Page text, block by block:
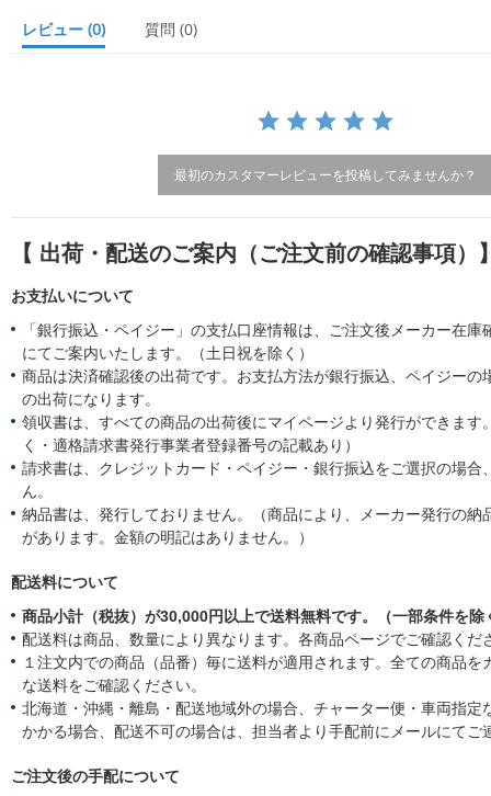
a
r
g
レビュー (0) 質問 (0)
最初のカスタマーレビューを投稿してみませんか？
【 出荷・配送のご案内（ご注文前の確認事項）
お支払いについて
「銀行振込・ペイジー」の支払口座情報は、ご注文後メーカー在庫
にてご案内いたします。（土日祝を除く）
商品は決済確認後の出荷です。お支払方法が銀行振込、ペイジーの
の出荷になります。
領収書は、すべての商品の出荷後にマイページより発行ができます
く・適格請求書発行事業者登録番号の記載あり）
請求書は、クレジットカード・ペイジー・銀行振込をご選択の場合
ん。
納品書は、発行しておりません。（商品により、メーカー発行の納
があります。金額の明記はありません。）
配送料について
商品小計（税抜）が30,000円以上で送料無料です。（一部条件を除
配送料は商品、数量により異なります。各商品ページでご確認くだ
１注文内での商品（品番）毎に送料が適用されます。全ての商品を
な送料をご確認ください。
北海道・沖縄・離島・配送地域外の場合、チャーター便・車両指定
かかる場合、配送不可の場合は、担当者より手配前にメールにてご
ご注文後の手配について